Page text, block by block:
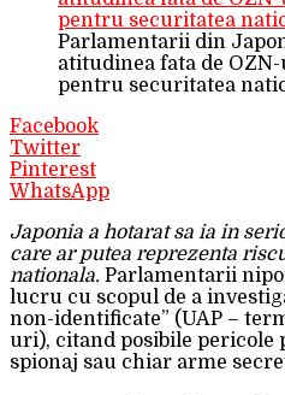
Parlamentarii din
atitudinea fata de
pentru securitatea
Facebook
Twitter
Pinterest
WhatsApp
Japonia a hotarat sa ia in
care ar putea reprezenta
nationala. Parlamentarii
lucru cu scopul de a
non-identificate” (UAP –
uri), citand posibile pericole
spionaj sau chiar arme